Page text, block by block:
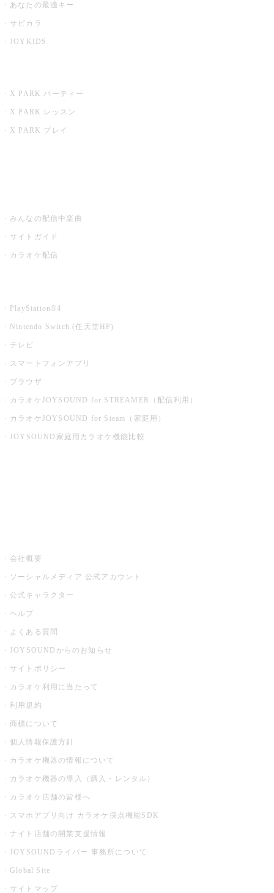
あなたの最適キー
サビカラ
JOYKIDS
X PARK パーティー
X PARK レッスン
X PARK プレイ
みんなの配信中楽曲
サイトガイド
カラオケ配信
PlayStation®4
Nintendo Switch (任天堂HP)
テレビ
スマートフォンアプリ
ブラウザ
カラオケJOYSOUND for STREAMER（配信利用）
カラオケJOYSOUND for Steam（家庭用）
JOYSOUND家庭用カラオケ機能比較
会社概要
ソーシャルメディア 公式アカウント
公式キャラクター
ヘルプ
よくある質問
JOYSOUNDからのお知らせ
サイトポリシー
カラオケ利用に当たって
利用規約
商標について
個人情報保護方針
カラオケ機器の情報について
カラオケ機器の導入（購入・レンタル）
カラオケ店舗の皆様へ
スマホアプリ向け カラオケ採点機能SDK
ナイト店舗の開業支援情報
JOYSOUNDライバー 事務所について
Global Site
サイトマップ